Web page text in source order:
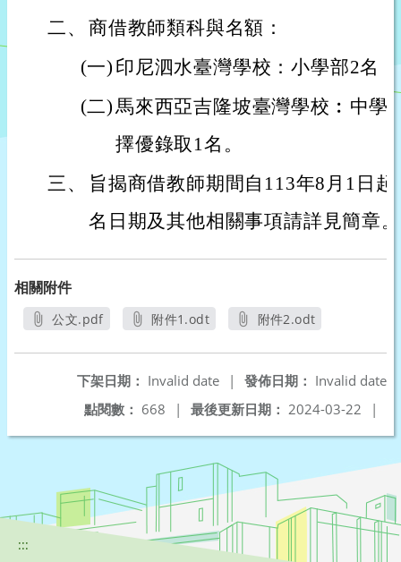
二、 商借教師類科與名額：
(一) 印尼泗水臺灣學校：小學部2名
(二)馬來西亞吉隆坡臺灣學校︰中學
擇優錄取1名。
三、
旨揭商借教師期間自113年8月1日
名日期及其他相關事項請詳見簡章。
相關附件
公文.pdf
附件1.odt
附件2.odt
發佈日期： Invalid date
下架日期： Invalid date
|
最後更新日期： 2024-03-22 |
點閱數： 668 |
:::